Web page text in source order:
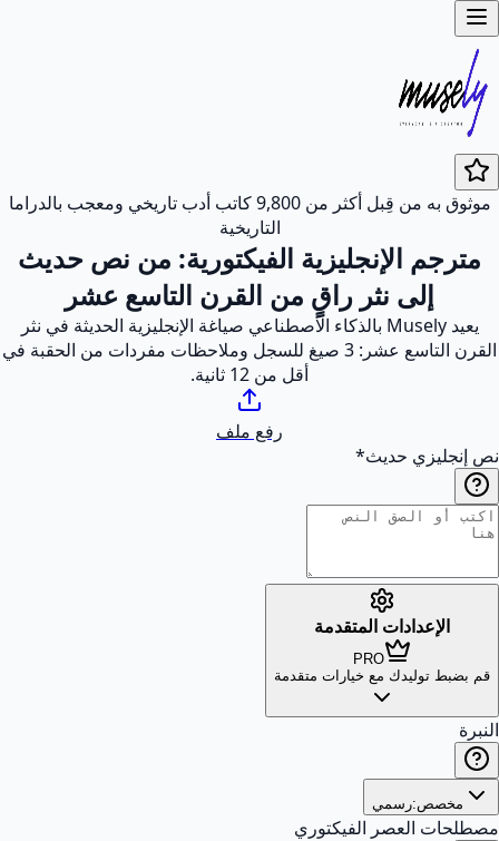
موثوق به من قِبل أكثر من 9,800 كاتب أدب تاريخي ومعجب بالدراما
التاريخية
مترجم الإنجليزية الفيكتورية: من نص حديث
إلى نثر راقٍ من القرن التاسع عشر
يعيد Musely بالذكاء الاصطناعي صياغة الإنجليزية الحديثة في نثر
القرن التاسع عشر: 3 صيغ للسجل وملاحظات مفردات من الحقبة في
أقل من 12 ثانية.
رفع ملف
نص إنجليزي حديث*
الإعدادات المتقدمة
PRO
قم بضبط توليدك مع خيارات متقدمة
النبرة
مخصص:رسمي
مصطلحات العصر الفيكتوري